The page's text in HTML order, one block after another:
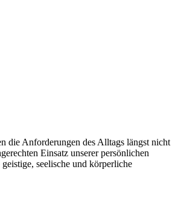
die Anforderungen des Alltags längst nicht
Einsatz unserer persönlichen
seelische und körperliche